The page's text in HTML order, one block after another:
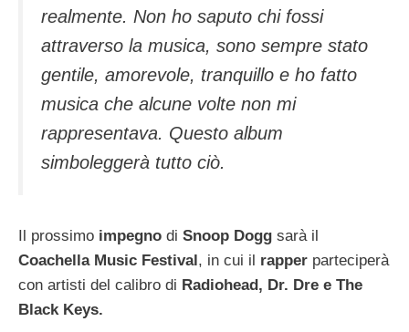
realmente. Non ho saputo chi fossi
attraverso la musica, sono sempre stato
gentile, amorevole, tranquillo e ho fatto
musica che alcune volte non mi
rappresentava. Questo album
simboleggerà tutto ciò.
Il prossimo impegno di Snoop Dogg sarà il
Coachella Music Festival, in cui il rapper parteciperà
con artisti del calibro di Radiohead, Dr. Dre e The
Black Keys.